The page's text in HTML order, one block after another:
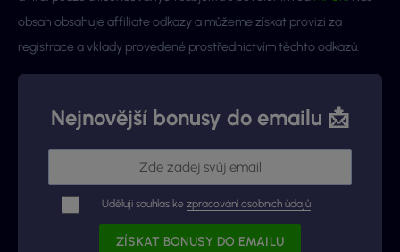
obsah obsahuje affiliate odkazy a můžeme získat provizi za
registrace a vklady provedené prostřednictvím těchto odkazů.
Nejnovější bonusy do emailu 📩
Uděluji souhlas ke zpracování osobních údajů